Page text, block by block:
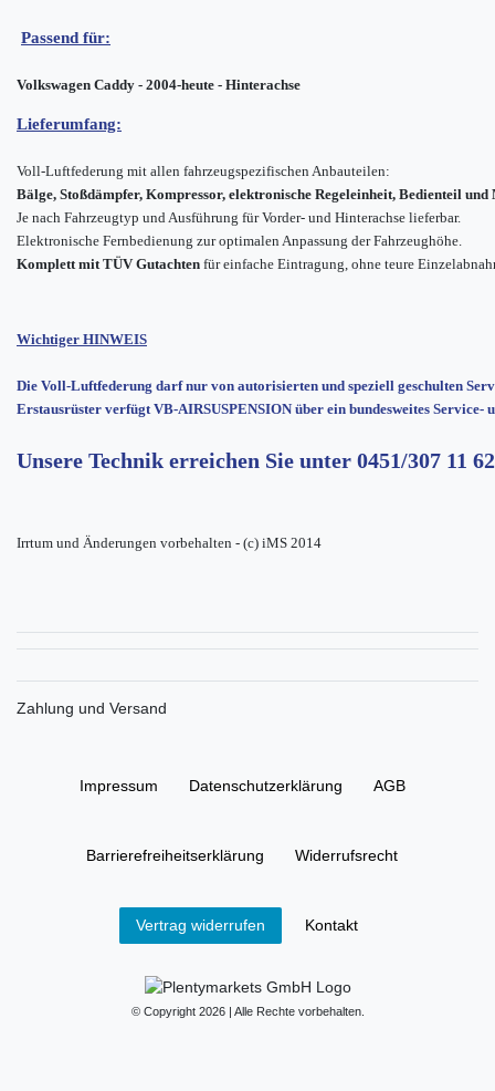
Passend für:
Volkswagen Caddy - 2004-heute - Hinterachse
Lieferumfang:
Voll-Luftfederung mit allen fahrzeugspezifischen Anbauteilen:
Bälge, Stoßdämpfer, Kompressor, elektronische Regeleinheit, Bedienteil und
Je nach Fahrzeugtyp und Ausführung für Vorder- und Hinterachse lieferbar.
Elektronische Fernbedienung zur optimalen Anpassung der Fahrzeughöhe.
Komplett mit TÜV Gutachten für einfache Eintragung, ohne teure
Wichtiger HINWEIS
Die Voll-Luftfederung darf nur von autorisierten und speziell geschulten
Erstausrüster verfügt VB-AIRSUSPENSION über ein bundesweites Service-
Unsere Technik erreichen Sie unter 0451/307 11 62
Irrtum und Änderungen vorbehalten - (c) iMS 2014
Zahlung und Versand
Impressum Daten­schutz­erklärung AGB
Barrierefreiheitserklärung Widerrufs­recht
Vertrag widerrufen Kontakt
© Copyright 2026 | Alle Rechte vorbehalten.